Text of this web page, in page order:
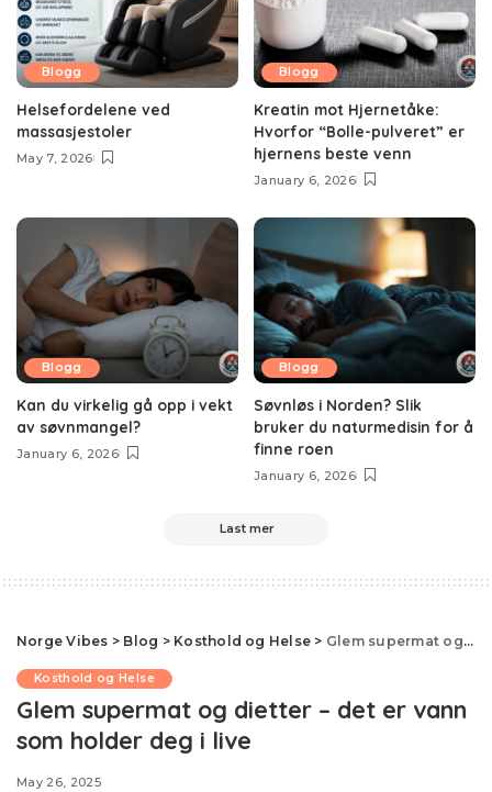
Blogg
Helsefordelene ved
massasjestoler
May 7, 2026
Blogg
Kreatin mot Hjernetåke:
Hvorfor “Bolle-pulveret” er
hjernens beste venn
January 6, 2026
Blogg
Kan du virkelig gå opp i vekt
av søvnmangel?
January 6, 2026
Blogg
Søvnløs i Norden? Slik
bruker du naturmedisin for å
finne roen
January 6, 2026
Last mer
Norge Vibes > Blog > Kosthold og Helse > Glem supermat og dietter – det er vann som holder deg i live
Kosthold og Helse
Glem supermat og dietter – det er vann
som holder deg i live
May 26, 2025